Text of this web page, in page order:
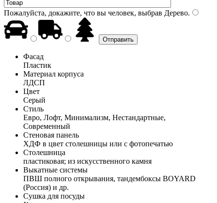
Пожалуйста, докажите, что вы человек, выбрав Дерево.
Фасад
Пластик
Материал корпуса
ЛДСП
Цвет
Серый
Стиль
Евро, Лофт, Минимализм, Нестандартные,
Современный
Стеновая панель
ХДФ в цвет столешницы или с фотопечатью
Столешница
пластиковая; из искусственного камня
Выкатные системы
ПВШ полного открывания, тандембоксы BOYARD
(Россия) и др.
Сушка для посуды